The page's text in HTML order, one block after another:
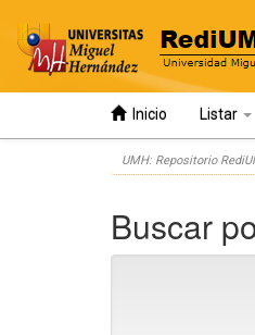
Inicio Listar
UMH: Repositorio
Buscar